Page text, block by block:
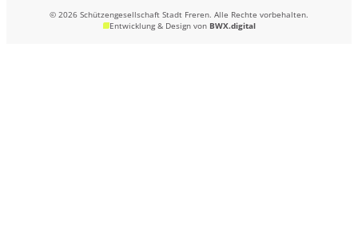
© 2026 Schützengesellschaft Stadt Freren. Alle Rechte vorbehalten.
Entwicklung & Design von BWX.digital